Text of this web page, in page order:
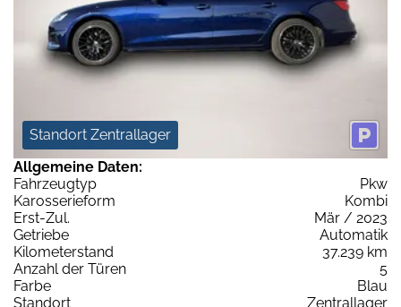
Standort Zentrallager
Allgemeine Daten:
Fahrzeugtyp
Pkw
Karosserieform
Kombi
Erst-Zul.
Mär / 2023
Getriebe
Automatik
Kilometerstand
37.239 km
Anzahl der Türen
5
Farbe
Blau
Standort
Zentrallager